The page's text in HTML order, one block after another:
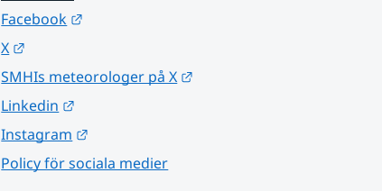
Facebook
X
SMHIs meteorologer på X
Linkedin
Instagram
Policy för sociala medier